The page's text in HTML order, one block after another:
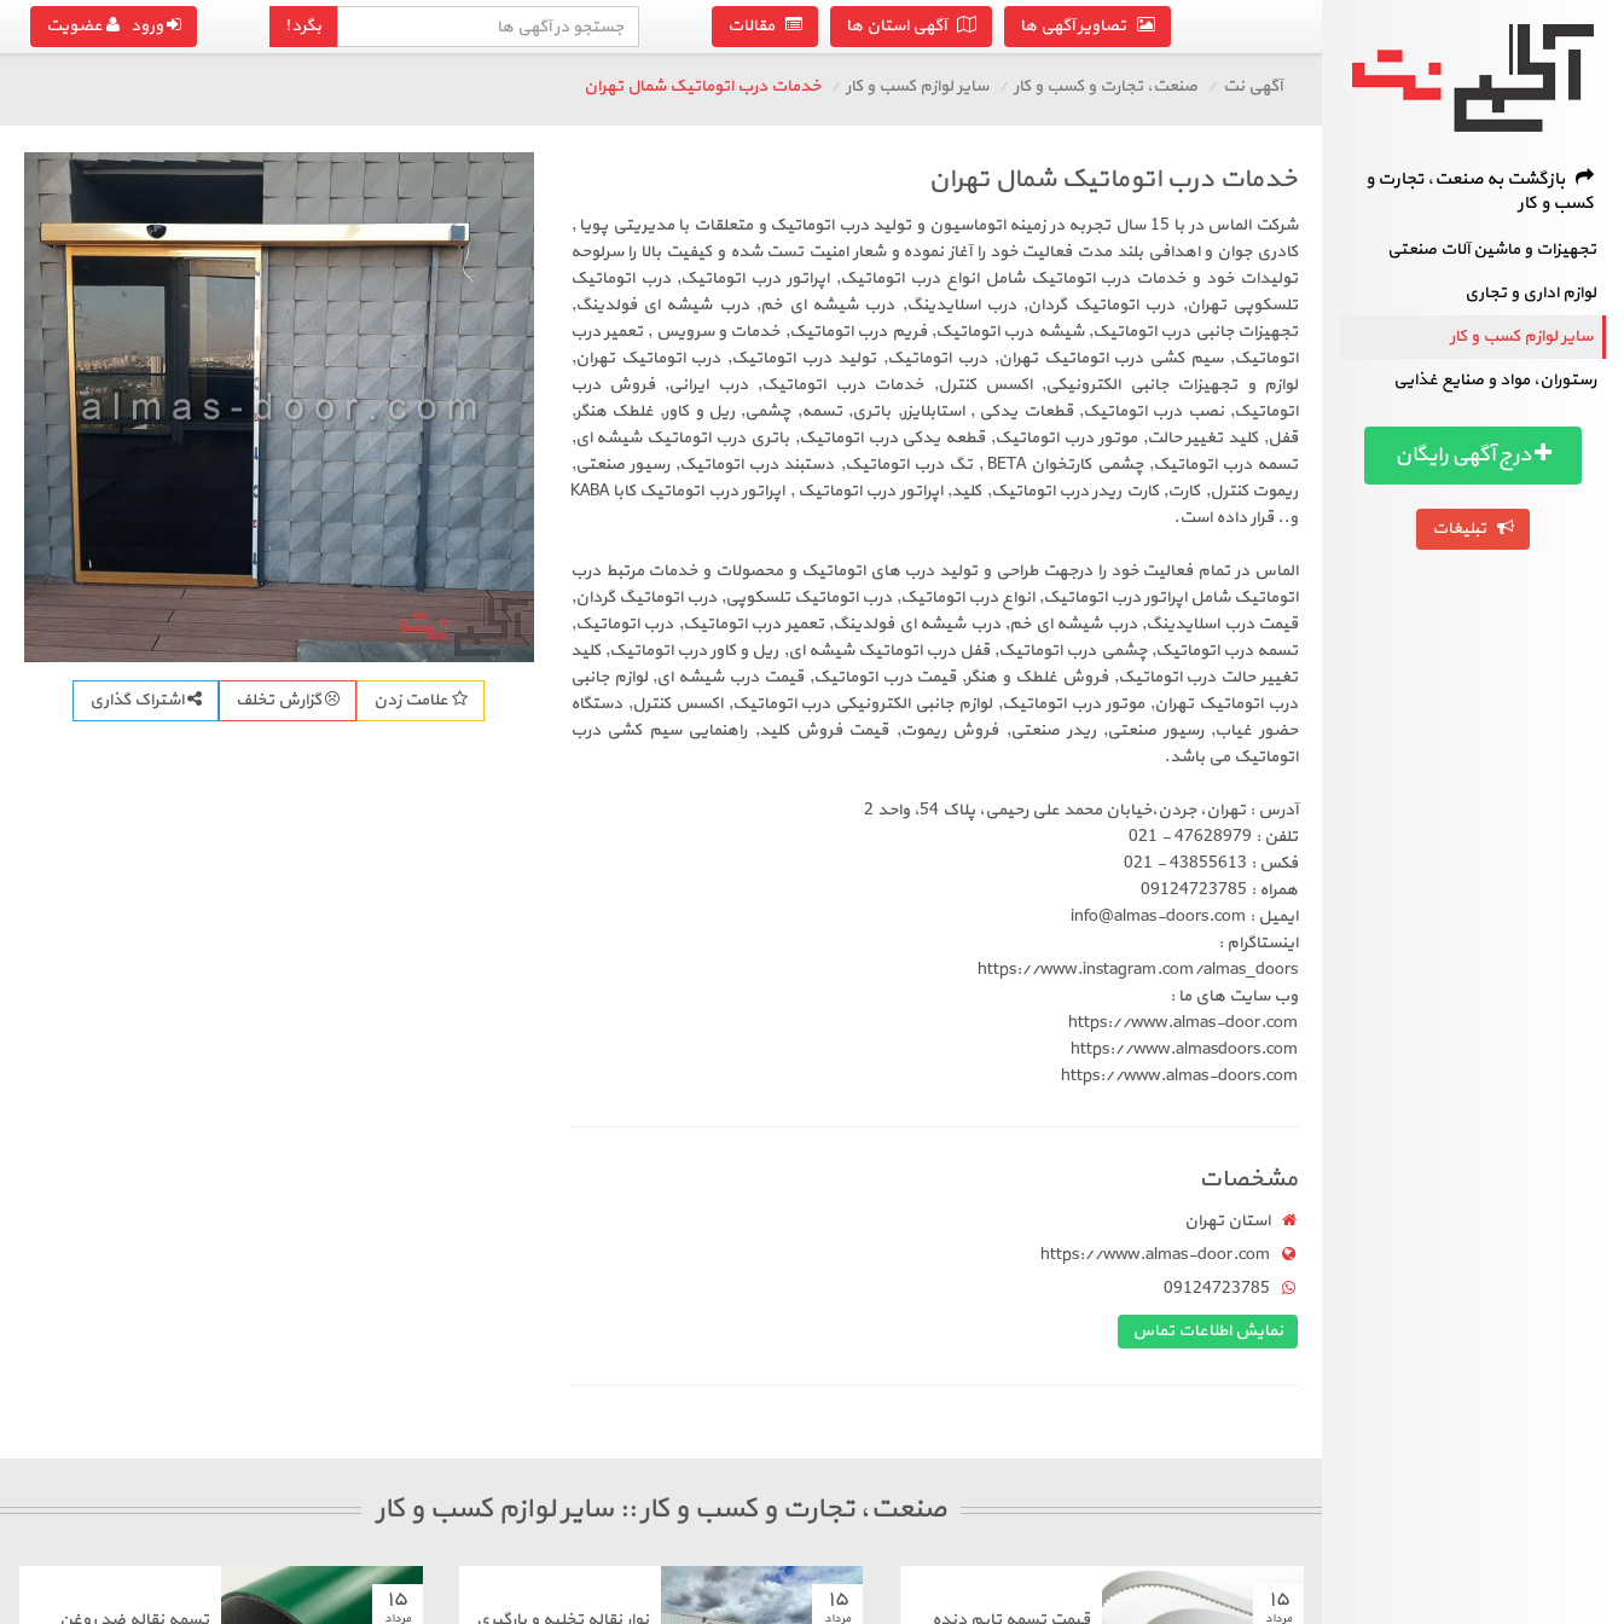
ورود عضویت بگرد! تصاویر آگهی ها آگهی استان ها مقالات
بازگشت به صنعت، تجارت و
کسب و کار
تجهیزات و ماشین آلات صنعتی
لوازم اداری و تجاری
سایر لوازم کسب و کار
رستوران، مواد و صنایع غذایی
درج آگهی رایگان
تبلیغات
آگهی نت صنعت، تجارت و کسب و کار سایر لوازم کسب و کار خدمات درب اتوماتیک شمال تهران
خدمات درب اتوماتیک شمال تهران
شرکت الماس در با 15 سال تجربه در زمینه اتوماسیون و تولید درب اتوماتیک و متعلقات با مدیریتی پویا ,
کادری جوان و اهدافی بلند مدت فعالیت خود را آغاز نموده و شعار امنیت تست شده و کیفیت بالا را سرلوحه
تولیدات خود و خدمات درب اتوماتیک شامل انواع درب اتوماتیک, اپراتور درب اتوماتیک, درب اتوماتیک
تلسکوپی تهران, درب اتوماتیک گردان, درب اسلایدینگ, درب شیشه ای خم, درب شیشه ای فولدینگ,
تجهیزات جانبی درب اتوماتیک, شیشه درب اتوماتیک, فریم درب اتوماتیک, خدمات و سرویس , تعمیر درب
اتوماتیک, سیم کشی درب اتوماتیک تهران, درب اتوماتیک, تولید درب اتوماتیک, درب اتوماتیک تهران,
لوازم و تجهیزات جانبی الکترونیکی, اکسس کنترل, خدمات درب اتوماتیک, درب ایرانی, فروش درب
اتوماتیک, نصب درب اتوماتیک, قطعات یدکی , استابلایزر, باتری, تسمه, چشمی, ریل و کاور, غلطک هنگر,
قفل, کلید تغییر حالت, موتور درب اتوماتیک, قطعه یدکی درب اتوماتیک, باتری درب اتوماتیک شیشه ای,
تسمه درب اتوماتیک, چشمی کارتخوان BETA , تگ درب اتوماتیک, دستبند درب اتوماتیک, رسیور صنعتی,
ریموت کنترل, کارت, کارت ریدر درب اتوماتیک, کلید, اپراتور درب اتوماتیک , اپراتور درب اتوماتیک کابا KABA
و.. قرار داده است.
الماس در تمام فعالیت خود را درجهت طراحی و تولید درب های اتوماتیک و محصولات و خدمات مرتبط درب
اتوماتیک شامل اپراتور درب اتوماتیک, انواع درب اتوماتیک, درب اتوماتیک تلسکوپی, درب اتوماتیگ گردان,
قیمت درب اسلایدینگ, درب شیشه ای خم, درب شیشه ای فولدینگ, تعمیر درب اتوماتیک, درب اتوماتیک,
تسمه درب اتوماتیک, چشمی درب اتوماتیک, قفل درب اتوماتیک شیشه ای, ریل و کاور درب اتوماتیک, کلید
تغییر حالت درب اتوماتیک, فروش غلطک و هنگر, قیمت درب اتوماتیک, قیمت درب شیشه ای, لوازم جانبی
درب اتوماتیک تهران, موتور درب اتوماتیک, لوازم جانبی الکترونیکی درب اتوماتیک, اکسس کنترل, دستگاه
حضور غیاب, رسیور صنعتی, ریدر صنعتی, فروش ریموت, قیمت فروش کلید, راهنمایی سیم کشی درب
اتوماتیک می باشد.
آدرس : تهران، جردن،خیابان محمد علی رحیمی، پلاک 54، واحد 2
تلفن : 47628979 - 021
فکس : 43855613 - 021
همراه : 09124723785
ایمیل : info@almas-doors.com
اینستاگرام :
https://www.instagram.com/almas_doors
وب سایت های ما :
https://www.almas-door.com
https://www.almasdoors.com
https://www.almas-doors.com
مشخصات
استان تهران
https://www.almas-door.com
09124723785
نمایش اطلاعات تماس
علامت زدن گزارش تخلف اشتراک گذاری
صنعت، تجارت و کسب و کار :: سایر لوازم کسب و کار
۱۵
مرداد
۱۵
مرداد
۱۵
مرداد